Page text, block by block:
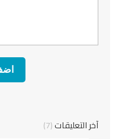
آخر التعليقات(7)